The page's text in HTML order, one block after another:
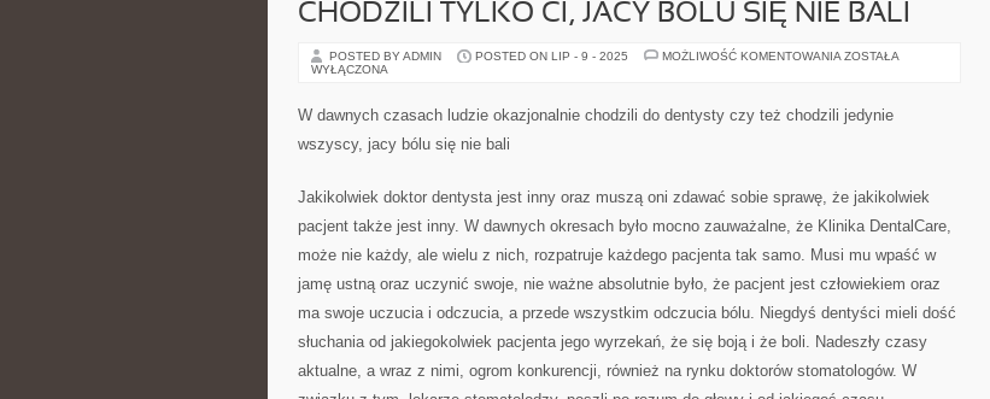
CHODZILI TYLKO CI, JACY BÓLU SIĘ NIE BALI
POSTED BY ADMIN POSTED ON LIP - 9 - 2025 MOŻLIWOŚĆ KOMENTOWANIA W
OKAZJONALNIE
CHODZILI
TYLKO
JACY
SIĘ
BALI
ZOSTAŁA
WYŁĄCZONA
W dawnych czasach ludzie okazjonalnie chodzili do dentysty czy też chodzili jedynie
wszyscy, jacy bólu się nie bali
Jakikolwiek doktor dentysta jest inny oraz muszą oni zdawać sobie sprawę, że jakikolwiek
pacjent także jest inny. W dawnych okresach było mocno zauważalne, że Klinika DentalCare,
może nie każdy, ale wielu z nich, rozpatruje każdego pacjenta tak samo. Musi mu wpaść w
jamę ustną oraz uczynić swoje, nie ważne absolutnie było, że pacjent jest człowiekiem oraz
ma swoje uczucia i odczucia, a przede wszystkim odczucia bólu. Niegdyś dentyści mieli dość
słuchania od jakiegokolwiek pacjenta jego wyrzekań, że się boją i że boli. Nadeszły czasy
aktualne, a wraz z nimi, ogrom konkurencji, również na rynku doktorów stomatologów. W